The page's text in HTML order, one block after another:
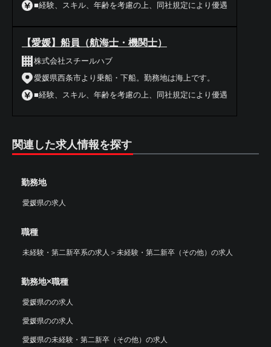
■経験、スキル、年齢を考慮の上、同社規定により優遇
【愛媛】船員（航海士・機関士）
株式会社スチールハブ
愛媛県西条市より乗船・下船。勤務地は海上です。
■経験、スキル、年齢を考慮の上、同社規定により優遇
関連した求人情報を探す
勤務地
愛媛県の求人
職種
未経験・第二新卒系の求人 ＞ 未経験・第二新卒（その他）の求人
勤務地×職種
愛媛県のの求人
愛媛県のの求人
愛媛県の未経験・第二新卒（その他）の求人